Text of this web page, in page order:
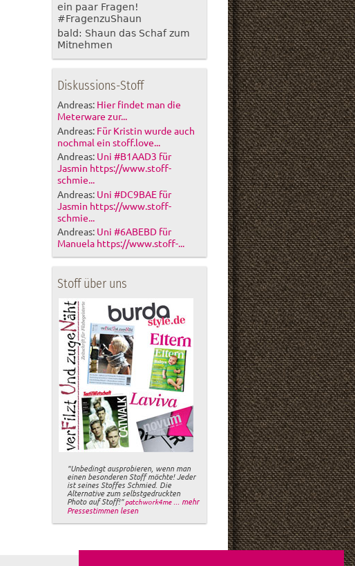
ein paar Fragen!
#FragenzuShaun
bald: Shaun das Schaf zum
Mitnehmen
Diskussions-Stoff
Andreas: Hier findet man die
Meterware zur...
Andreas: Für Kristin wurde auch
nochmal ein stoff.love...
Andreas: Uni #B1AAD3 für
Jasmin https://www.stoff-
schmie...
Andreas: Uni #DC9BAE für
Jasmin https://www.stoff-
schmie...
Andreas: Uni #6ABEBD für
Manuela https://www.stoff-...
Stoff über uns
"Unbedingt ausprobieren, wenn man
einen besonderen Stoff möchte! Jeder
ist seines Stoffes Schmied. Die
Alternative zum selbstgedruckten
Photo auf Stoff!"patchwork4me ... mehr
Pressestimmen lesen